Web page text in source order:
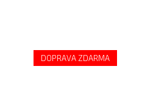
DOPRAVA ZDARMA